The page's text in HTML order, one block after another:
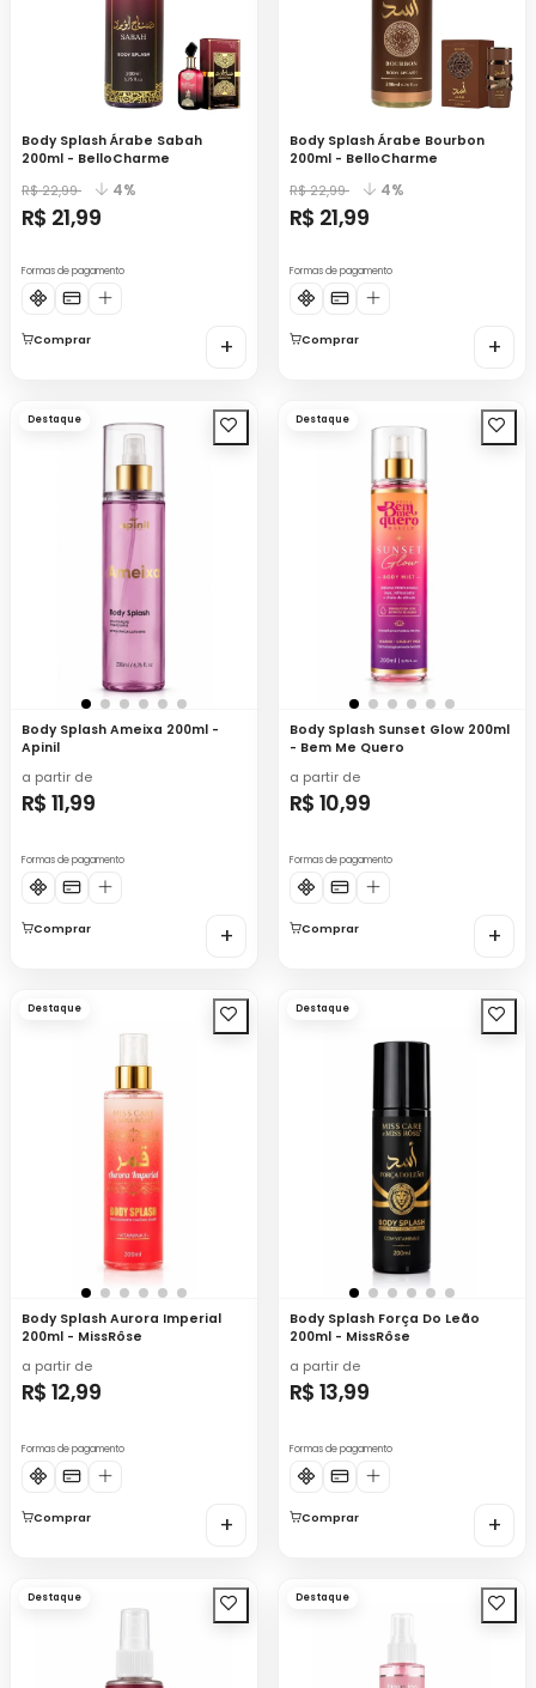
Body Splash Árabe Sabah
200ml - BelloCharme
R$ 22,99 4%
R$ 21,99
Formas de pagamento
Comprar +
Body Splash Árabe Bourbon
200ml - BelloCharme
R$ 22,99 4%
R$ 21,99
Formas de pagamento
Comprar +
Destaque
Body Splash Ameixa 200ml -
Apinil
a partir de
R$ 11,99
Formas de pagamento
Comprar +
Destaque
Body Splash Sunset Glow 200ml
- Bem Me Quero
a partir de
R$ 10,99
Formas de pagamento
Comprar +
Destaque
Body Splash Aurora Imperial
200ml - MissRôse
a partir de
R$ 12,99
Formas de pagamento
Comprar +
Destaque
Body Splash Força Do Leão
200ml - MissRôse
a partir de
R$ 13,99
Formas de pagamento
Comprar +
Destaque Destaque